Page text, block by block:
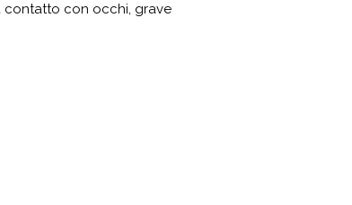
contatto con occhi, grave